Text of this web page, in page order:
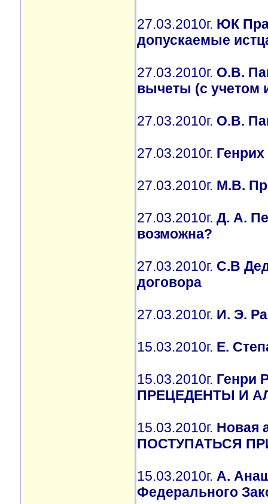
27.03.2010г. ЮК
допускаемые
27.03.2010г. О.В.
вычеты (с учетом
27.03.2010г. О.В.
27.03.2010г.
27.03.2010г. М.В.
27.03.2010г. Д. А.
возможна?
27.03.2010г. С.В
договора
27.03.2010г. И. Э.
15.03.2010г. Е.
15.03.2010г. Генри
ПРЕЦЕДЕНТЫ И
15.03.2010г. Новая
ПОСТУПАТЬСЯ
15.03.2010г. А.
Федерального